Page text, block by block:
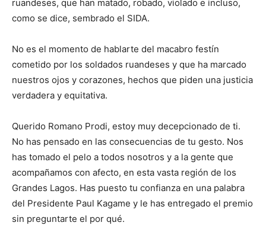
ruandeses, que han matado, robado, violado e incluso,
como se dice, sembrado el SIDA.
No es el momento de hablarte del macabro festín
cometido por los soldados ruandeses y que ha marcado
nuestros ojos y corazones, hechos que piden una justicia
verdadera y equitativa.
Querido Romano Prodi, estoy muy decepcionado de ti.
No has pensado en las consecuencias de tu gesto. Nos
has tomado el pelo a todos nosotros y a la gente que
acompañamos con afecto, en esta vasta región de los
Grandes Lagos. Has puesto tu confianza en una palabra
del Presidente Paul Kagame y le has entregado el premio
sin preguntarte el por qué.